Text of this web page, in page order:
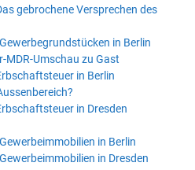
gebrochene Versprechen des
in Berlin
MDR-Umschau zu Gast
in Berlin
in Dresden
in Berlin
in Dresden